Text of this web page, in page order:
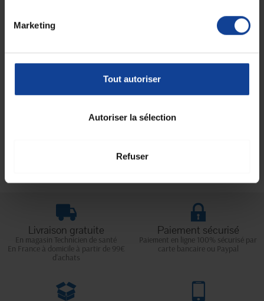
Marketing
Tout autoriser
Autoriser la sélection
Refuser
Spiromètre Respivol 2500
12,60 €
Livraison gratuite
En magasin Technicien de santé
En France à domicile à partir de 99€
d'achats
Paiement sécurisé
Paiement en ligne 100% sécurisé par
carte bancaire ou Paypal